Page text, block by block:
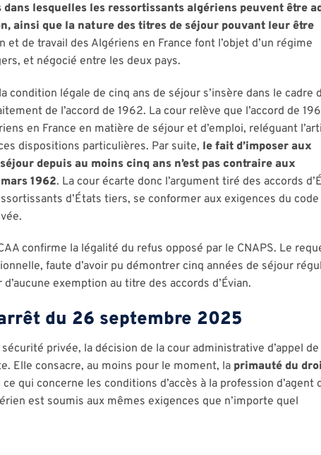
lesquelles les ressortissants algériens peuvent être
ainsi que la nature des titres de séjour pouvant leur être
de travail des Algériens en France font l’objet d’un régime
et négocié entre les deux pays.
condition légale de cinq ans de séjour s’insère dans le cadre
de l’accord de 1962. La cour relève que l’accord de
en France en matière de séjour et d’emploi, reléguant
dispositions particulières. Par suite, le fait d’imposer aux
depuis au moins cinq ans n’est pas contraire aux
1962. La cour écarte donc l’argument tiré des accords
d’États tiers, se conformer aux exigences du code
confirme la légalité du refus opposé par le CNAPS. Le
faute d’avoir pu démontrer cinq années de séjour
exemption au titre des accords d’Évian.
du 26 septembre 2025
privée, la décision de la cour administrative d’appel de
Elle consacre, au moins pour le moment, la primauté du
qui concerne les conditions d’accès à la profession d’agent
est soumis aux mêmes exigences que n’importe quel